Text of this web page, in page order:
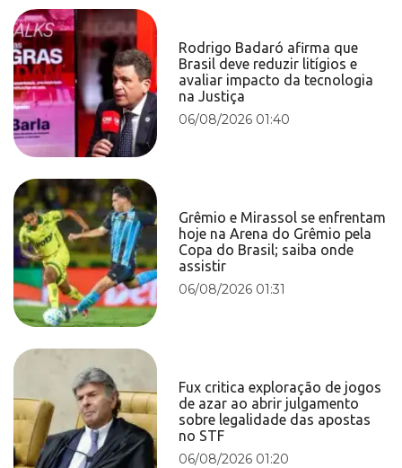
Rodrigo Badaró afirma que
Brasil deve reduzir litígios e
avaliar impacto da tecnologia
na Justiça
06/08/2026 01:40
Grêmio e Mirassol se enfrentam
hoje na Arena do Grêmio pela
Copa do Brasil; saiba onde
assistir
06/08/2026 01:31
Fux critica exploração de jogos
de azar ao abrir julgamento
sobre legalidade das apostas
no STF
06/08/2026 01:20